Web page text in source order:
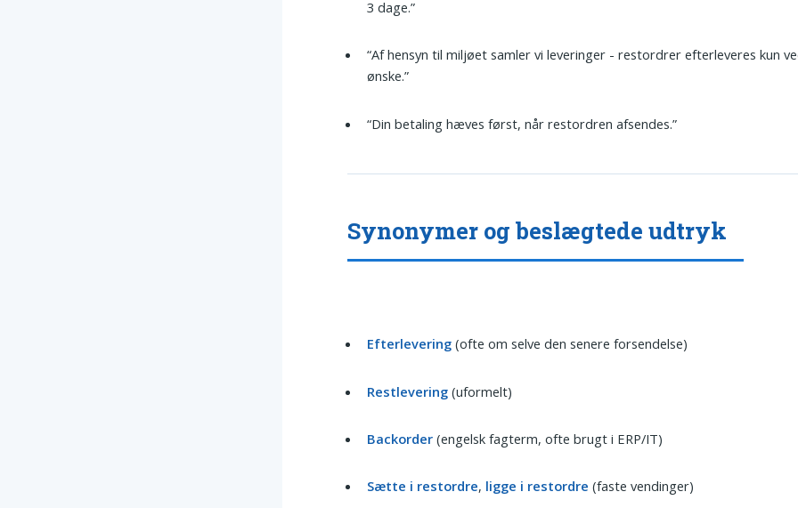
3 dage.”
“Af hensyn til miljøet samler vi leveringer - restordrer efterleveres kun
ønske.”
“Din betaling hæves først, når restordren afsendes.”
Synonymer og beslægtede udtryk
Efterlevering (ofte om selve den senere forsendelse)
Restlevering (uformelt)
Backorder (engelsk fagterm, ofte brugt i ERP/IT)
Sætte i restordre, ligge i restordre (faste vendinger)